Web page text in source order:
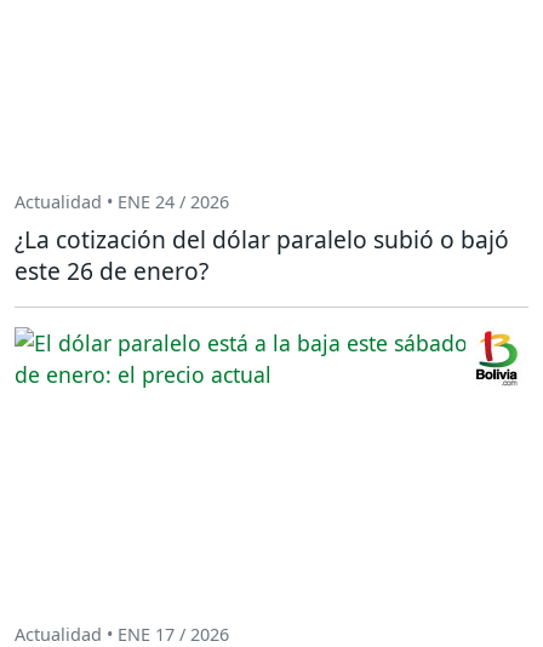
Actualidad • ENE 24 / 2026
¿La cotización del dólar paralelo subió o bajó
este 26 de enero?
Actualidad • ENE 17 / 2026